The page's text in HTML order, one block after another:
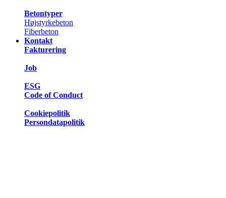
Betontyper
Højstyrkebeton
Fiberbeton
Kontakt
Fakturering
Job
ESG
Code of Conduct
Cookiepolitik
Persondatapolitik